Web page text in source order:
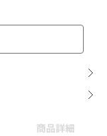
商品詳細